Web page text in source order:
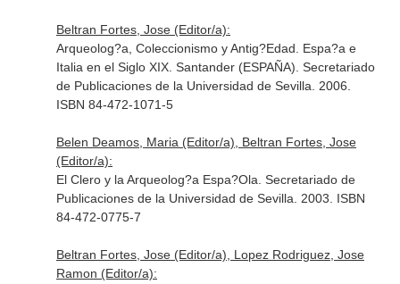
Beltran Fortes, Jose (Editor/a):
Arqueolog?a, Coleccionismo y Antig?Edad. Espa?a e
Italia en el Siglo XIX. Santander (ESPAÑA). Secretariado
de Publicaciones de la Universidad de Sevilla. 2006.
ISBN 84-472-1071-5
Belen Deamos, Maria (Editor/a), Beltran Fortes, Jose
(Editor/a):
El Clero y la Arqueolog?a Espa?Ola. Secretariado de
Publicaciones de la Universidad de Sevilla. 2003. ISBN
84-472-0775-7
Beltran Fortes, Jose (Editor/a), Lopez Rodriguez, Jose
Ramon (Editor/a):